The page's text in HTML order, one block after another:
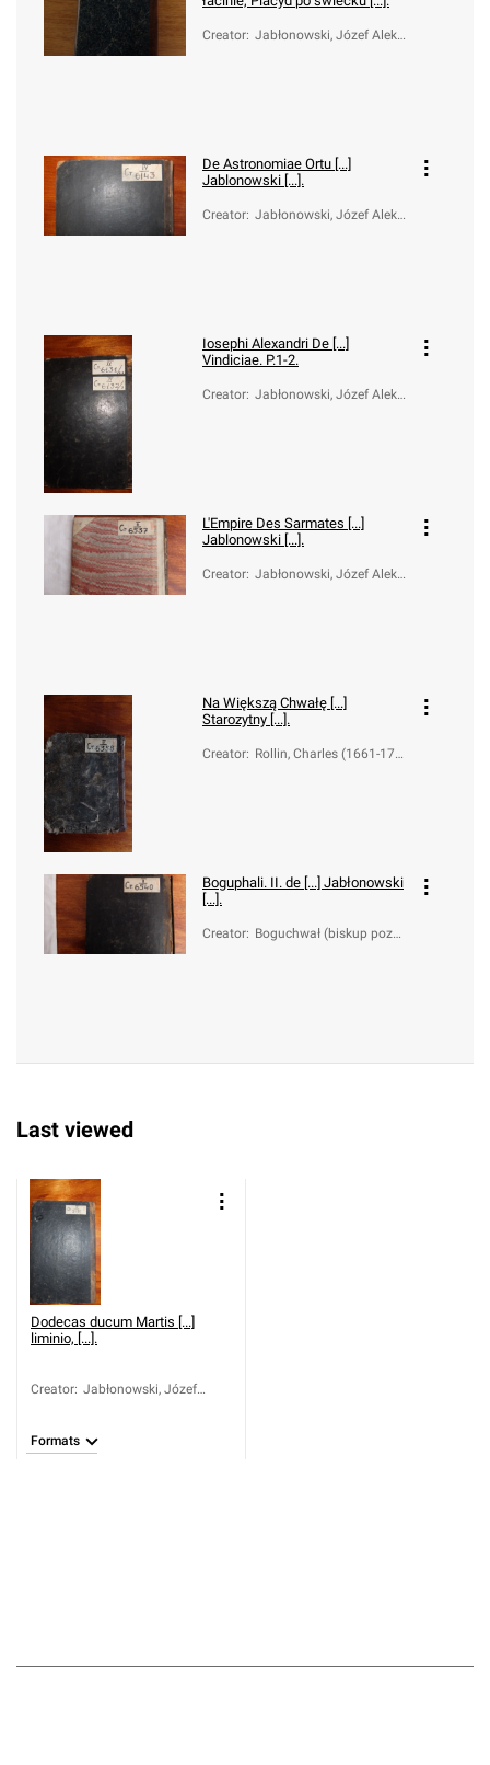
Creator: Jabłonowski, Józef Aleks
De Astronomiae Ortu [...]
Jablonowski [...].
Creator: Jabłonowski, Józef Aleks
Iosephi Alexandri De [...]
Vindiciae. P.1-2.
Creator: Jabłonowski, Józef Aleks
L'Empire Des Sarmates [...]
Jablonowski [...].
Creator: Jabłonowski, Józef Aleks
Na Większą Chwałę [...]
Starozytny [...].
Creator: Rollin, Charles (1661-174
Boguphali. II. de [...] Jabłonowski
[...].
Creator: Boguchwał (biskup pozna
Last viewed
Dodecas ducum Martis [...]
liminio, [...].
Creator: Jabłonowski, Józef
Formats